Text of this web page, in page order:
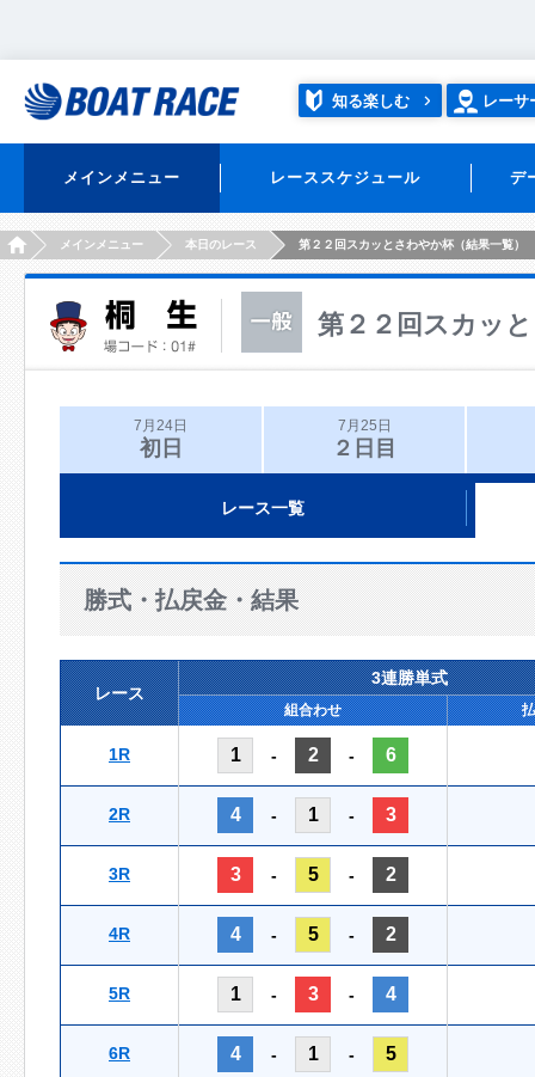
知る楽しむ レーサ
メインメニュー レーススケジュール デ
HOMEメインメニュー 本日のレース 第２２回スカッとさわやか杯（結果一覧）
第２２回スカッ
7月24日
初日
7月25日
２日目
レース一覧
勝式・払戻金・結果
レース
3連勝単式
組合わせ
1R 1 - 2 - 6
2R 4 - 1 - 3
3R 3 - 5 - 2
4R 4 - 5 - 2
5R 1 - 3 - 4
6R 4 - 1 - 5